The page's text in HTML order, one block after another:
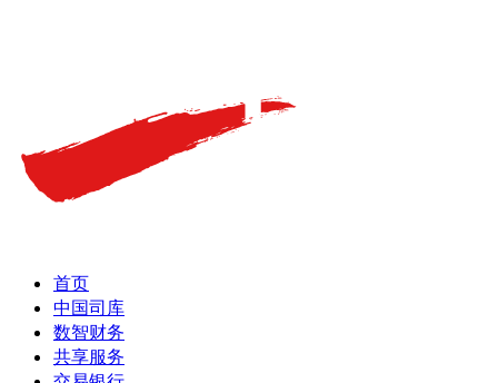
首页
中国司库
数智财务
共享服务